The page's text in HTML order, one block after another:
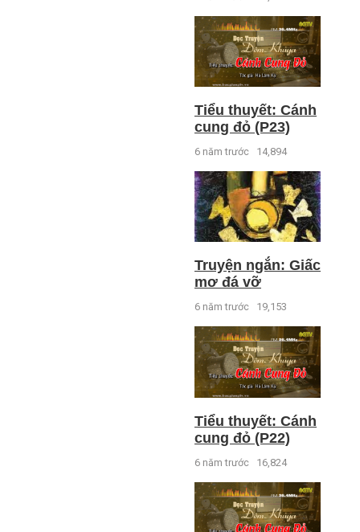
Tiểu thuyết: Cánh
cung đỏ (P23)
6 năm trước 14,894
Truyện ngắn: Giấc
mơ đá vỡ
6 năm trước 19,153
Tiểu thuyết: Cánh
cung đỏ (P22)
6 năm trước 16,824